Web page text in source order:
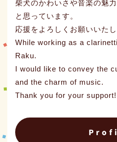
柴犬のかわいさや音楽の魅
と思っています。
応援をよろしくお願いいたし
While working as a
Raku.
I would like to convey the
and the charm of music.
Thank you for your support!